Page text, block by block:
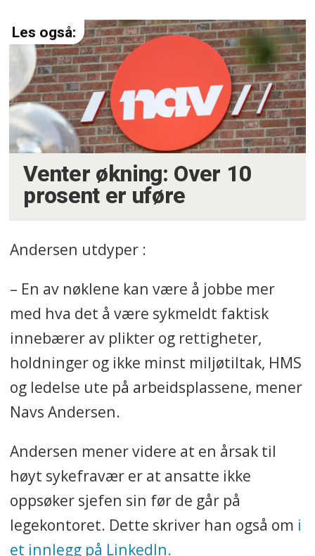
Venter økning: Over 10
prosent er uføre
Andersen utdyper :
– En av nøklene kan være å jobbe mer
med hva det å være sykmeldt faktisk
innebærer av plikter og rettigheter,
holdninger og ikke minst miljøtiltak, HMS
og ledelse ute på arbeidsplassene, mener
Navs Andersen.
Andersen mener videre at en årsak til
høyt sykefravær er at ansatte ikke
oppsøker sjefen sin før de går på
legekontoret. Dette skriver han også om i
et innlegg på LinkedIn.